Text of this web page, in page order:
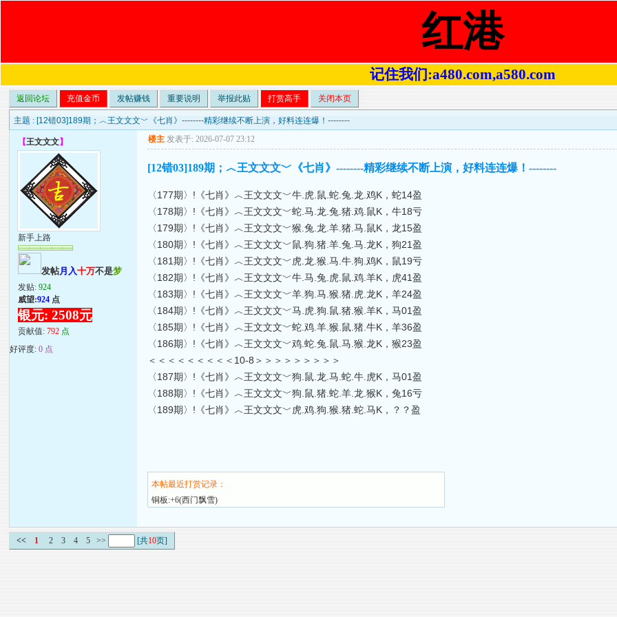
红港
记住我们:a480.com,a580.com
返回论坛 充值金币 发帖赚钱 重要说明 举报此贴 打赏高手 关闭本页
主题 : [12错03]189期；︿王文文文﹀《七肖》--------精彩继续不断上演，好料连连爆！--------
【王文文文】
新手上路
发帖月入十万不是梦
发贴:924
威望:924 点
银元: 2508元
贡献值:792 点
好评度:0 点
楼主 发表于: 2026-07-07 23:12
[12错03]189期；︿王文文文﹀《七肖》--------精彩继续不断上演，好料连连爆！--------
〈177期〉!《七肖》︿王文文文﹀牛.虎.鼠.蛇.兔.龙.鸡K，蛇14盈
〈178期〉!《七肖》︿王文文文﹀蛇.马.龙.兔.猪.鸡.鼠K，牛18亏
〈179期〉!《七肖》︿王文文文﹀猴.兔.龙.羊.猪.马.鼠K，龙15盈
〈180期〉!《七肖》︿王文文文﹀鼠.狗.猪.羊.兔.马.龙K，狗21盈
〈181期〉!《七肖》︿王文文文﹀虎.龙.猴.马.牛.狗.鸡K，鼠19亏
〈182期〉!《七肖》︿王文文文﹀牛.马.兔.虎.鼠.鸡.羊K，虎41盈
〈183期〉!《七肖》︿王文文文﹀羊.狗.马.猴.猪.虎.龙K，羊24盈
〈184期〉!《七肖》︿王文文文﹀马.虎.狗.鼠.猪.猴.羊K，马01盈
〈185期〉!《七肖》︿王文文文﹀蛇.鸡.羊.猴.鼠.猪.牛K，羊36盈
〈186期〉!《七肖》︿王文文文﹀鸡.蛇.兔.鼠.马.猴.龙K，猴23盈
＜＜＜＜＜＜＜＜＜10-8＞＞＞＞＞＞＞＞＞
〈187期〉!《七肖》︿王文文文﹀狗.鼠.龙.马.蛇.牛.虎K，马01盈
〈188期〉!《七肖》︿王文文文﹀狗.鼠.猪.蛇.羊.龙.猴K，兔16亏
〈189期〉!《七肖》︿王文文文﹀虎.鸡.狗.猴.猪.蛇.马K，？？盈
本帖最近打赏记录：
铜板:+6(西门飘雪)
<< 1 2 3 4 5 >> [共10页]